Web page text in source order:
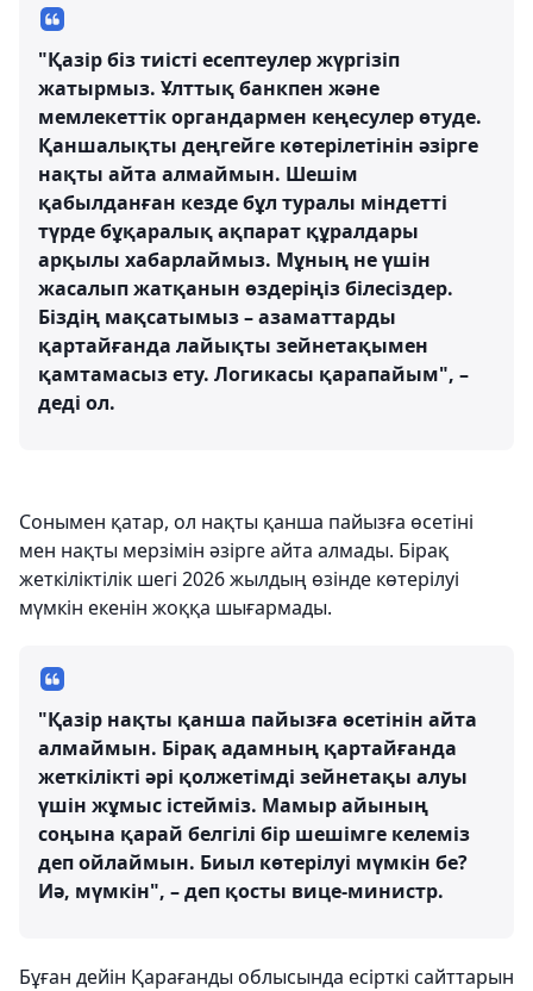
"Қазір біз тиісті есептеулер жүргізіп
жатырмыз. Ұлттық банкпен және
мемлекеттік органдармен кеңесулер өтуде.
Қаншалықты деңгейге көтерілетінін әзірге
нақты айта алмаймын. Шешім
қабылданған кезде бұл туралы міндетті
түрде бұқаралық ақпарат құралдары
арқылы хабарлаймыз. Мұның не үшін
жасалып жатқанын өздеріңіз білесіздер.
Біздің мақсатымыз – азаматтарды
қартайғанда лайықты зейнетақымен
қамтамасыз ету. Логикасы қарапайым", –
деді ол.
Сонымен қатар, ол нақты қанша пайызға өсетіні
мен нақты мерзімін әзірге айта алмады. Бірақ
жеткіліктілік шегі 2026 жылдың өзінде көтерілуі
мүмкін екенін жоққа шығармады.
"Қазір нақты қанша пайызға өсетінін айта
алмаймын. Бірақ адамның қартайғанда
жеткілікті әрі қолжетімді зейнетақы алуы
үшін жұмыс істейміз. Мамыр айының
соңына қарай белгілі бір шешімге келеміз
деп ойлаймын. Биыл көтерілуі мүмкін бе?
Иә, мүмкін", – деп қосты вице-министр.
Бұған дейін Қарағанды облысында есірткі сайттарын